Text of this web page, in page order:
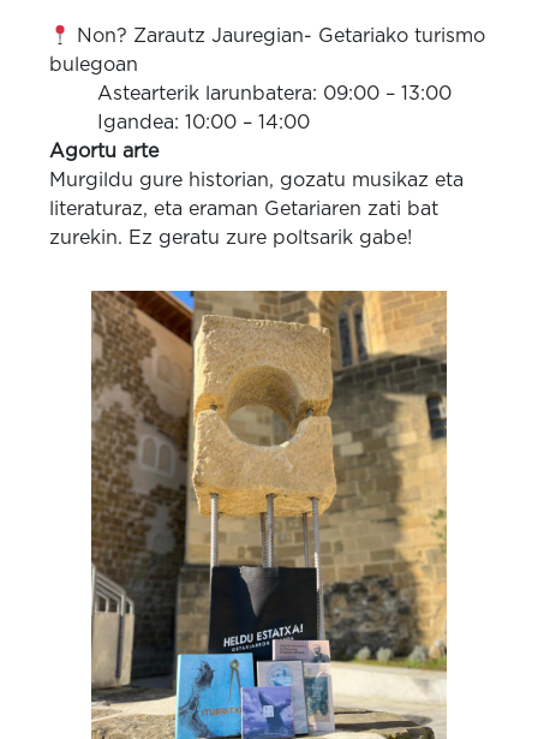
Non? Zarautz Jauregian- Getariako turismo
bulegoan
Astearterik larunbatera: 09:00 – 13:00
Igandea: 10:00 – 14:00
Agortu arte
Murgildu gure historian, gozatu musikaz eta
literaturaz, eta eraman Getariaren zati bat
zurekin. Ez geratu zure poltsarik gabe!